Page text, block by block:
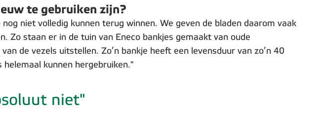
te gebruiken zijn?
niet volledig kunnen terug winnen. We geven de bladen daarom vaak
Zo staan er in de tuin van Eneco bankjes gemaakt van oude
de vezels uitstellen. Zo’n bankje heeft een levensduur van zo’n 40
kunnen hergebruiken."
niet"